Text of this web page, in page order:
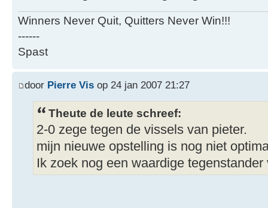
Winners Never Quit, Quitters Never Win!!!
------
Spast
door Pierre Vis op 24 jan 2007 21:27
Theute de leute schreef:
2-0 zege tegen de vissels van pieter.
mijn nieuwe opstelling is nog niet
Ik zoek nog een waardige